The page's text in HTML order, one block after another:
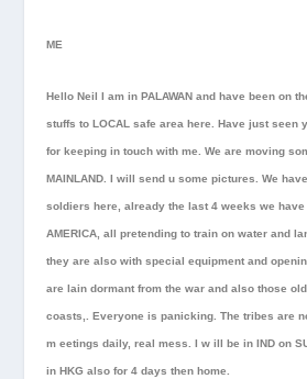
ME
Hello Neil I am in PALAWAN and have been on
stuffs to LOCAL safe area here. Have just seen
for keeping in touch with me. We are moving
MAINLAND. I will send u some pictures. We
soldiers here, already the last 4 weeks we
AMERICA, all pretending to train on water and
they are also with special equipment and
are lain dormant from the war and also those
coasts,. Everyone is panicking. The tribes are
m eetings daily, real mess. I w ill be in IND on
in HKG also for 4 days then home.